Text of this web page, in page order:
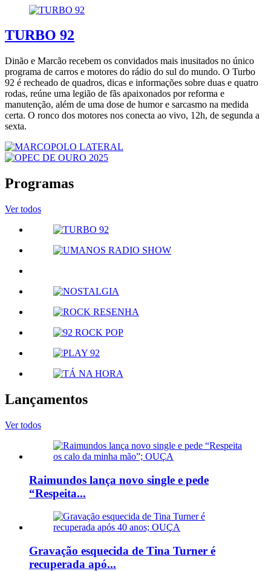
TURBO 92
Dinão e Marcão recebem os convidados mais inusitados no único
programa de carros e motores do rádio do sul do mundo. O Turbo
92 é recheado de quadros, dicas e informações sobre duas e quatro
rodas, reúne uma legião de fãs apaixonados por reforma e
manutenção, além de uma dose de humor e sarcasmo na medida
certa. O ronco dos motores nos conecta ao vivo, 12h, de segunda a
sexta.
Programas
Ver todos
Lançamentos
Ver todos
Raimundos lança novo single e pede
“Respeita...
Gravação esquecida de Tina Turner é
recuperada apó...